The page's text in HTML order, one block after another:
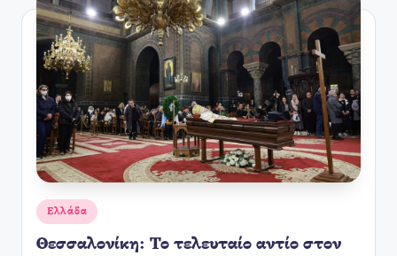
Αναρτήθηκε
Ελλάδα
Θεσσαλονίκη: Το τελευταίο αντίο στον